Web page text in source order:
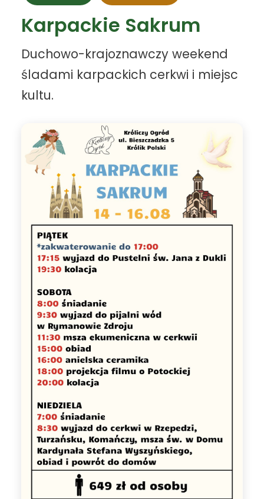
Karpackie Sakrum
Duchowo-krajoznawczy weekend
śladami karpackich cerkwi i miejsc
kultu.